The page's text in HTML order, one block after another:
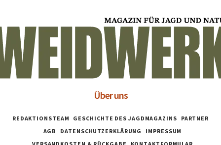
Über uns
REDAKTIONSTEAM GESCHICHTE DES JAGDMAGAZINS
PARTNER
AGB
DATENSCHUTZERKLÄRUNG
IMPRESSUM